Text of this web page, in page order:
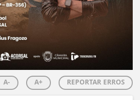
A- A+ REPORTAR ERROS